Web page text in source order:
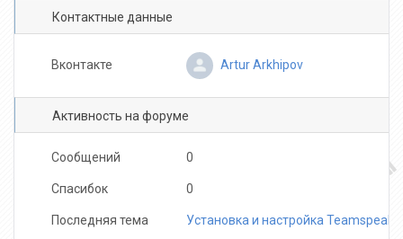
Контактные данные
Вконтакте Artur Arkhipov
Активность на форуме
Сообщений 0
Спасибок 0
Последняя тема Установка и настройка Teamspeak 3